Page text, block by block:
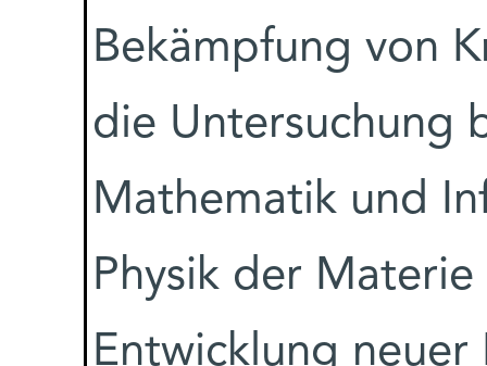
Bekämpfung von
die Untersuchung
Mathematik und
Physik der
Entwicklung